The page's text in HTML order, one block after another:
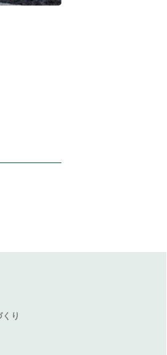
り